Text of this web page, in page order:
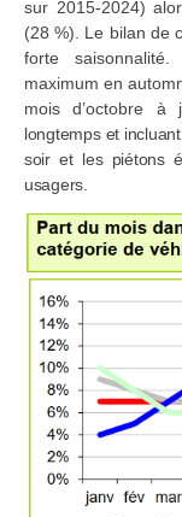
sur 2015-2024)
(28 %). Le bilan de
forte
maximum en
mois d’octobre à
longtemps et
soir et les piétons
usagers.